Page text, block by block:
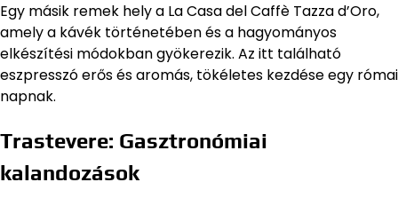
Egy másik remek hely a La Casa del Caffè Tazza d’Oro,
amely a kávék történetében és a hagyományos
elkészítési módokban gyökerezik. Az itt található
eszpresszó erős és aromás, tökéletes kezdése egy római
napnak.
Trastevere: Gasztronómiai
kalandozások